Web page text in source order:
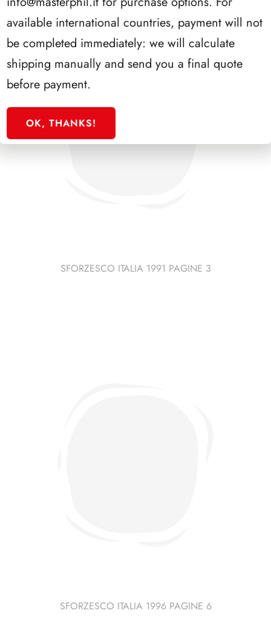
SFORZESCO ITALIA 1991 PAGINE 3
SFORZESCO ITALIA 1996 PAGINE 6
available international countries, payment will not
be completed immediately: we will calculate
shipping manually and send you a final quote
before payment.
OK, THANKS!